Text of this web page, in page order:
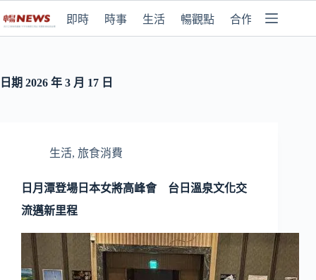
即時 時事 生活 暢觀點 合作媒體
日期 2026 年 3 月 17 日
生活, 旅食消費
日月潭登場日本女將高峰會 台日溫泉文化交
流邁新里程